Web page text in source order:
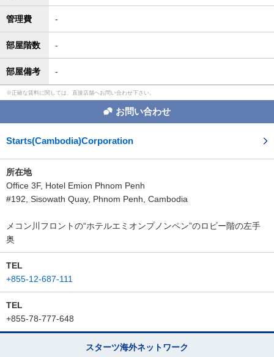
管理費 -
部屋階数 -
部屋備考 -
正確な賃料に関しては、直接店舗へお問い合わせ下さい。
お問い合わせ
Starts(Cambodia)Corporation
所在地
Office 3F, Hotel Emion Phnom Penh
#192, Sisowath Quay, Phnom Penh, Cambodia
メコン川フロントの“ホテルエミオンプノンペン”のロビー階の左手
奥
TEL
+855-12-687-111
TEL
+855-78-777-648
スターツ海外ネットワーク